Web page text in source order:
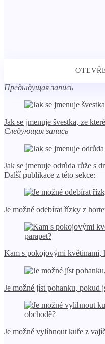
Предыдущая запись
Jak se jmenuje švestka, ze
Следующая запись
Jak se jmenuje odrůda růže s
Další publikace z této sekce:
Je možné odebírat řízky z
Kam s pokojovými květinami,
Je možné jíst pohanku, pokud
Je možné vylíhnout kuře z